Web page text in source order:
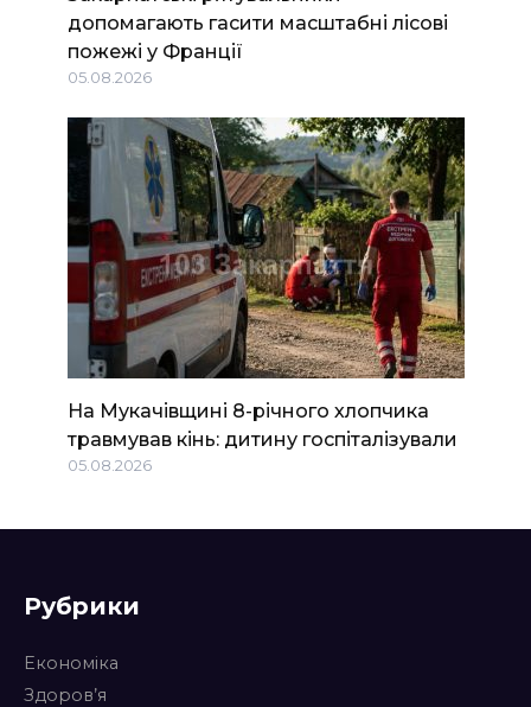
допомагають гасити масштабні лісові
пожежі у Франції
05.08.2026
На Мукачівщині 8-річного хлопчика
травмував кінь: дитину госпіталізували
05.08.2026
Рубрики
Економіка
Здоров’я